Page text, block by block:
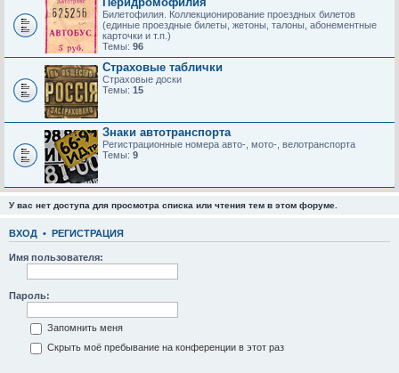
Билетофилия. Коллекционирование проездных билетов
(единые проездные билеты, жетоны, талоны, абонементные
карточки и т.п.)
Темы: 96
Страховые таблички
Страховые доски
Темы: 15
Знаки автотранспорта
Регистрационные номера авто-, мото-, велотранспорта
Темы: 9
У вас нет доступа для просмотра списка или чтения тем в этом форуме.
ВХОД • РЕГИСТРАЦИЯ
Имя пользователя:
Пароль:
Запомнить меня
Скрыть моё пребывание на конференции в этот раз